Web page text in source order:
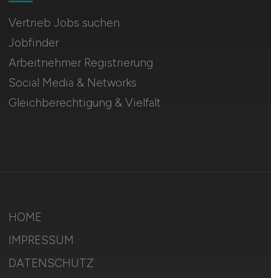
Vertrieb Jobs suchen
Jobfinder
Arbeitnehmer Registrierung
Social Media & Networks
Gleichberechtigung & Vielfalt
HOME
IMPRESSUM
DATENSCHUTZ